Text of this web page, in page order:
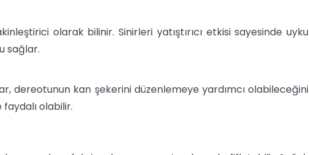
olarak bilinir. Sinirleri yatıştırıcı etkisi sayesinde uyku
sağlar.
dereotunun kan şekerini düzenlemeye yardımcı olabileceğini
olabilir.